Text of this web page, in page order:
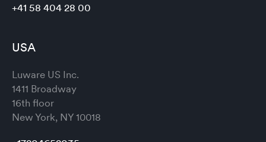
+41 58 404 28 00
USA
Luware US Inc.
1411 Broadway
16th floor
New York, NY 10018